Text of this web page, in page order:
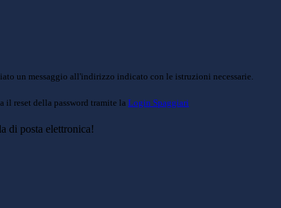
un messaggio all'indirizzo indicato con le istruzioni necessarie.
il reset della password tramite la Login Spaggiari
di posta elettronica!